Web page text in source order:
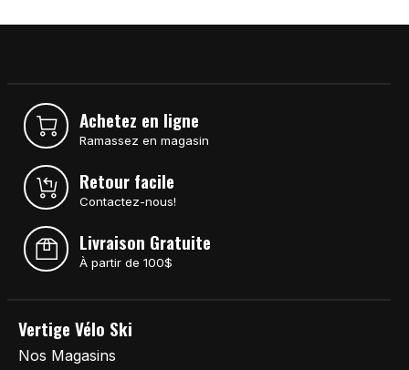
Achetez en ligne
Ramassez en magasin
Retour facile
Contactez-nous!
Livraison Gratuite
À partir de 100$
Vertige Vélo Ski
Nos Magasins